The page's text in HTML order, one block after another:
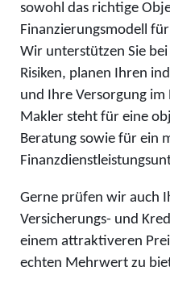
sowohl das richtige
Finanzierungsmodell
Wir unterstützen Sie
Risiken, planen Ihren
und Ihre Versorgung
Makler steht für eine
Beratung sowie für ein
Gerne prüfen wir auch
Versicherungs- und
einem attraktiveren
echten Mehrwert zu